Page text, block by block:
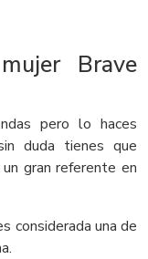
Brave
pero lo haces
duda tienes que
gran referente en
considerada una de